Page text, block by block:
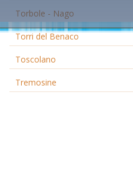
Torbole - Nago
Torri del Benaco
Toscolano
Tremosine